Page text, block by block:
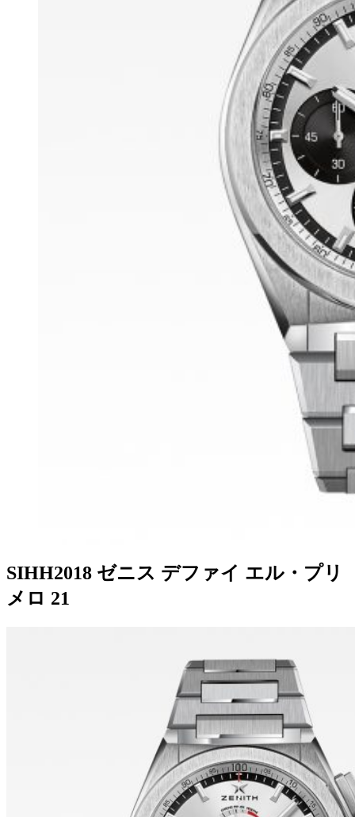
SIHH2018 ゼニス デファイ エル・プリ
メロ 21